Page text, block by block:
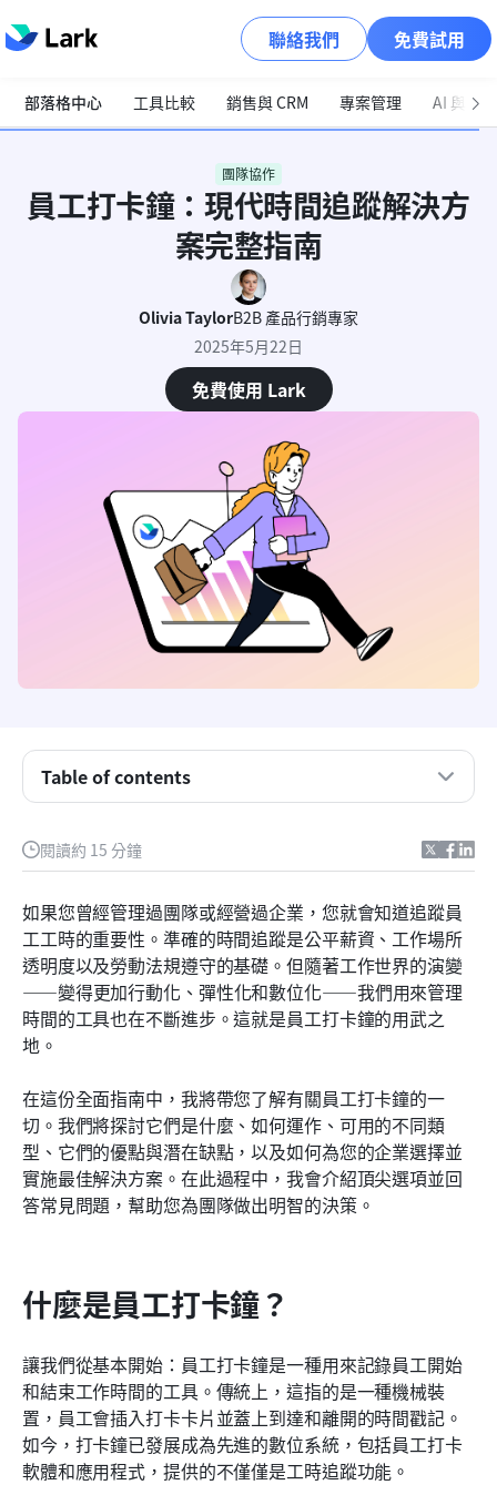
聯絡我們 免費試用
部落格中心 工具比較 銷售與 CRM 專案管理 AI 與自
團隊協作
員工打卡鐘：現代時間追蹤解決方
案完整指南
Olivia TaylorB2B 產品行銷專家
2025年5月22日
免費使用 Lark
閱讀約 15 分鐘
如果您曾經管理過團隊或經營過企業，您就會知道追蹤員
工工時的重要性。準確的時間追蹤是公平薪資、工作場所
透明度以及勞動法規遵守的基礎。但隨著工作世界的演變
——變得更加行動化、彈性化和數位化——我們用來管理
時間的工具也在不斷進步。這就是員工打卡鐘的用武之
地。
在這份全面指南中，我將帶您了解有關員工打卡鐘的一
切。我們將探討它們是什麼、如何運作、可用的不同類
型、它們的優點與潛在缺點，以及如何為您的企業選擇並
實施最佳解決方案。在此過程中，我會介紹頂尖選項並回
答常見問題，幫助您為團隊做出明智的決策。
什麼是員工打卡鐘？
讓我們從基本開始：員工打卡鐘是一種用來記錄員工開始
和結束工作時間的工具。傳統上，這指的是一種機械裝
置，員工會插入打卡卡片並蓋上到達和離開的時間戳記。
如今，打卡鐘已發展成為先進的數位系統，包括員工打卡
軟體和應用程式，提供的不僅僅是工時追蹤功能。
Table of contents
什麼是員工打卡鐘？
員工打卡鐘的類型
員工打卡鐘的潛在缺點
員工打卡鐘應注意的事項
三款最佳員工打卡鐘
如何選擇員工打卡鐘
如何實施員工打卡系統
常見問題
結論